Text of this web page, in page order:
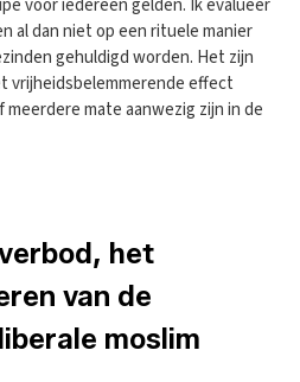
voor iedereen gelden. Ik evalueer
al dan niet op een rituele manier
gehuldigd worden. Het zijn
vrijheidsbelemmerende effect
mate aanwezig zijn in de
het
van de
moslim